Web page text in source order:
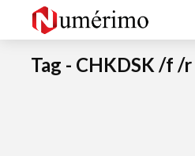
Tag - CHKDSK /f /r